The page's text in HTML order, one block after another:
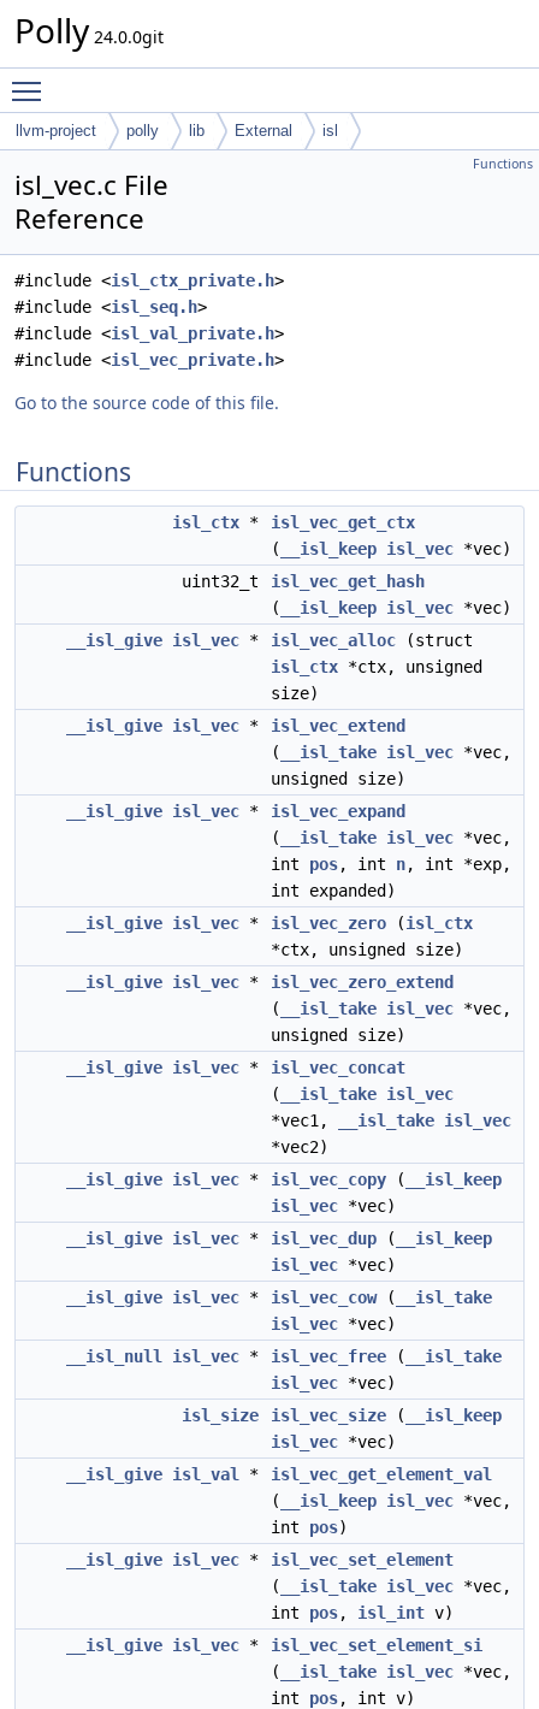
Polly 24.0.0git
llvm-project polly lib External isl
Functions
isl_vec.c File
Reference
#include <isl_ctx_private.h>
#include <isl_seq.h>
#include <isl_val_private.h>
#include <isl_vec_private.h>
Go to the source code of this file.
Functions
isl_ctx *
isl_vec_get_ctx
(
__isl_keep isl_vec *vec)
uint32_t
isl_vec_get_hash
(
__isl_keep isl_vec *vec)
__isl_give isl_vec * isl_vec_alloc (struct
isl_ctx *ctx, unsigned
size)
__isl_give isl_vec *
isl_vec_extend
(
__isl_take isl_vec *vec,
unsigned size)
__isl_give isl_vec *
isl_vec_expand
(
__isl_take isl_vec *vec,
int pos, int n, int *exp,
int expanded)
__isl_give isl_vec * isl_vec_zero (isl_ctx
*ctx, unsigned size)
__isl_give isl_vec *
isl_vec_zero_extend
(
__isl_take isl_vec *vec,
unsigned size)
__isl_give isl_vec *
isl_vec_concat
(
__isl_take isl_vec
*vec1,
__isl_take isl_vec
*vec2)
__isl_give isl_vec * isl_vec_copy (
__isl_keep
isl_vec *vec)
__isl_give isl_vec * isl_vec_dup (
__isl_keep
isl_vec *vec)
__isl_give isl_vec * isl_vec_cow(
__isl_take
isl_vec *vec)
__isl_null
isl_vec * isl_vec_free (
__isl_take
isl_vec *vec)
isl_size
isl_vec_size (
__isl_keep
isl_vec *vec)
__isl_give isl_val *
isl_vec_get_element_val
(
__isl_keep isl_vec *vec,
int pos)
__isl_give isl_vec *
isl_vec_set_element
(
__isl_take isl_vec *vec,
int pos, isl_int v)
__isl_give isl_vec *
isl_vec_set_element_si
(
__isl_take isl_vec *vec,
int pos, int v)